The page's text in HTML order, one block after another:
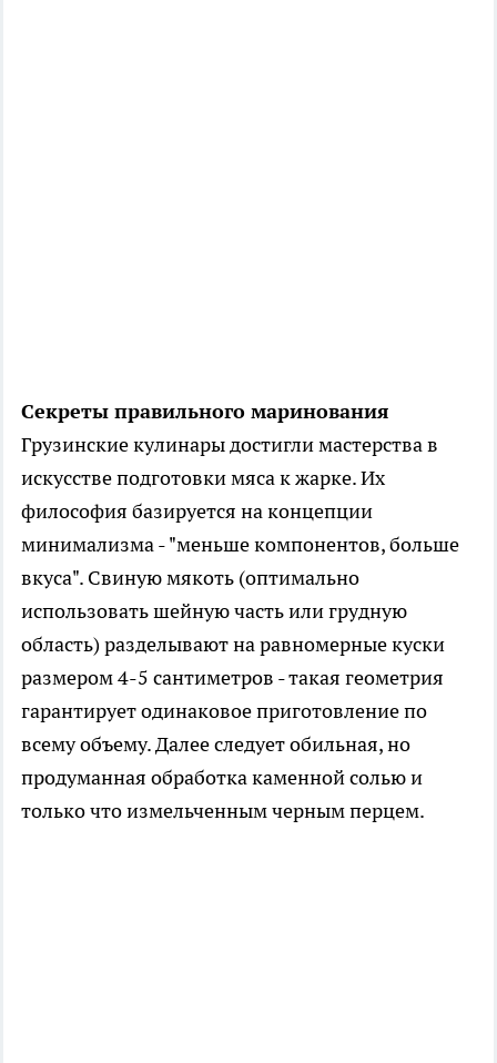
Секреты правильного маринования
Грузинские кулинары достигли мастерства в
искусстве подготовки мяса к жарке. Их
философия базируется на концепции
минимализма - "меньше компонентов, больше
вкуса". Свиную мякоть (оптимально
использовать шейную часть или грудную
область) разделывают на равномерные куски
размером 4-5 сантиметров - такая геометрия
гарантирует одинаковое приготовление по
всему объему. Далее следует обильная, но
продуманная обработка каменной солью и
только что измельченным черным перцем.